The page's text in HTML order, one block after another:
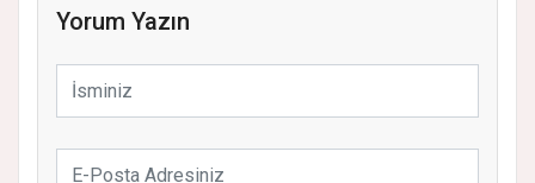
Yorum Yazın